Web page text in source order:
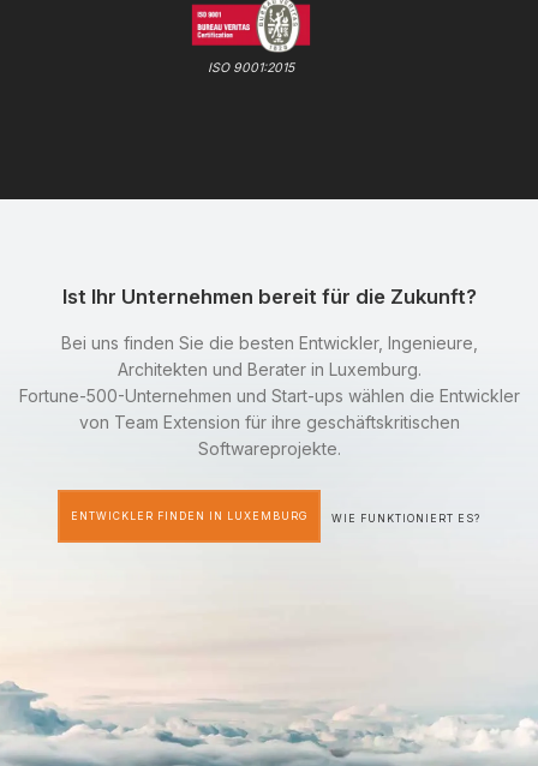
ISO 9001:2015
Ist Ihr Unternehmen bereit für die Zukunft?
Bei uns finden Sie die besten Entwickler, Ingenieure,
Architekten und Berater in Luxemburg.
Fortune-500-Unternehmen und Start-ups wählen die Entwickler
von Team Extension für ihre geschäftskritischen
Softwareprojekte.
ENTWICKLER FINDEN IN LUXEMBURG WIE FUNKTIONIERT ES?